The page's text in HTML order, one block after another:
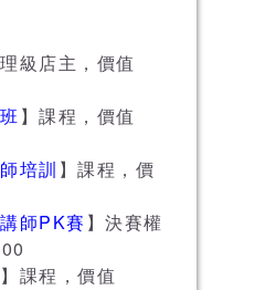
級店主，價值
】課程，價值
培訓 】課程，價
師PK賽 】決賽權
】課程，價值